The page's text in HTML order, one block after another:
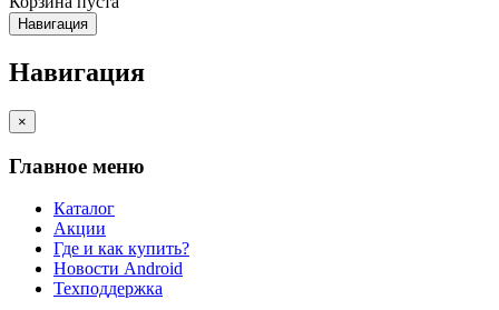
Навигация
Навигация
×
Главное меню
Каталог
Акции
Где и как купить?
Новости Android
Техподдержка